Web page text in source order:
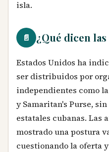
isla.
📄 ¿Qué dicen
Estados Unidos ha
ser distribuidos por
independientes como
y Samaritan's Purse,
estatales cubanas. Las
mostrado una postura
cuestionando la oferta